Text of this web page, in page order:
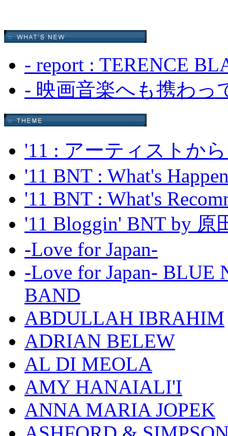
- report : TERENCE
- 映画音楽へも携わっ
'11 : アーティストか
'11 BNT : What's
'11 BNT : What's
'11 Bloggin' BNT by 原
-Love for Japan-
-Love for Japan- BLUE
BAND
ABDULLAH IBRAHIM
ADRIAN BELEW
AL DI MEOLA
AMY HANAIALI'I
ANNA MARIA JOPEK